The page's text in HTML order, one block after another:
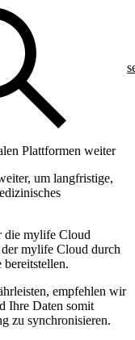
Plattformen weiter
um langfristige,
die mylife Cloud
mylife Cloud durch
empfehlen wir
Ihre Daten somit
zu synchronisieren.